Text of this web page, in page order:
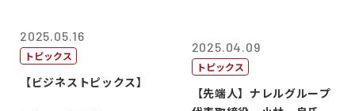
2025.05.16
トピックス
【ビジネストピックス】
2025.04.09
トピックス
【先端人】ナレルグループ